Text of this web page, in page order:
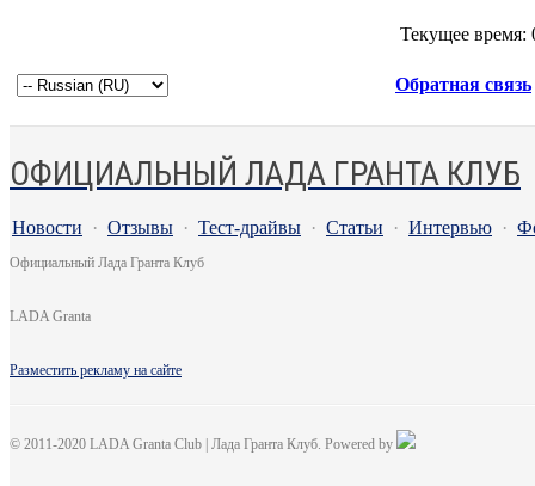
Текущее время:
Обратная связь
ОФИЦИАЛЬНЫЙ ЛАДА ГРАНТА КЛУБ
Новости · Отзывы · Тест-драйвы · Статьи · Интервью ·
Официальный Лада Гранта Клуб
LADA Granta
Разместить рекламу на сайте
© 2011-2020 LADA Granta Club | Лада Гранта Клуб. Powered by